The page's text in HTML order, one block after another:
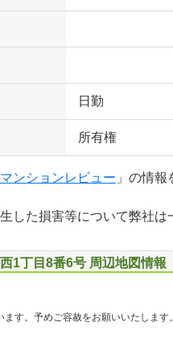
日勤
所有権
マンションレビュー 」の情
した損害等について弊社は
1丁目8番6号 周辺地図情報
す。予めご容赦をお願いいたします。